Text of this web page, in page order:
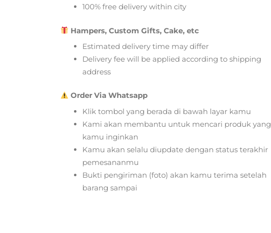
100% free delivery within city
Hampers, Custom Gifts, Cake, etc
Estimated delivery time may differ
Delivery fee will be applied according to shipping
address
Order Via Whatsapp
Klik tombol yang berada di bawah layar kamu
Kami akan membantu untuk mencari produk yang
kamu inginkan
Kamu akan selalu diupdate dengan status terakhir
pemesananmu
Bukti pengiriman (foto) akan kamu terima setelah
barang sampai